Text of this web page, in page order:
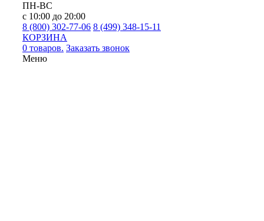
ПН-ВС
с 10:00 до 20:00
8 (800) 302-77-06 8 (499) 348-15-11
КОРЗИНА
0 товаров. Заказать звонок
Меню